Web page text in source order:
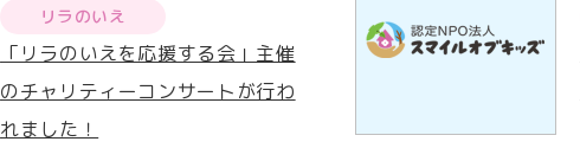
リラのいえ
「リラのいえを応援する会」主催
のチャリティーコンサートが行わ
れました！